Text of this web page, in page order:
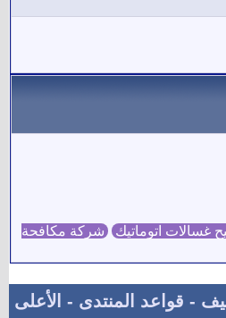
غسالات اتوماتيك شركة مكافحة
- قواعد المنتدى - الأعلى